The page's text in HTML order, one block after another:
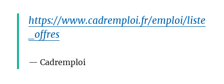
https://www.cadremploi.fr/emploi/liste
_offres
Cadremploi